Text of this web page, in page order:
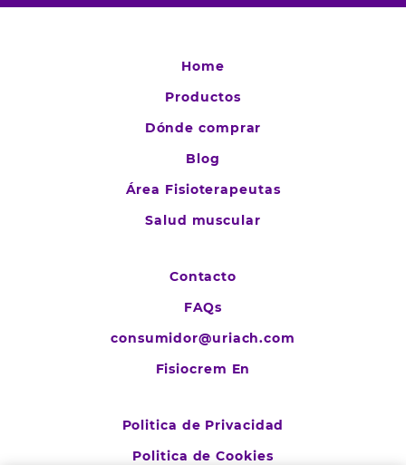
Home
Productos
Dónde comprar
Blog
Área Fisioterapeutas
Salud muscular
Contacto
FAQs
consumidor@uriach.com
Fisiocrem En
Politica de Privacidad
Politica de Cookies